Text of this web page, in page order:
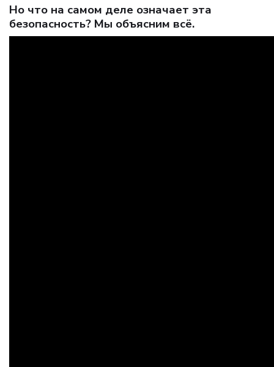
Но что на самом деле означает эта
безопасность? Мы объясним всё.